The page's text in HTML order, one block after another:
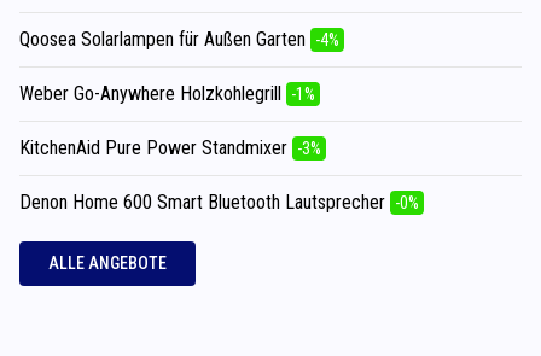
Qoosea Solarlampen für Außen Garten -4%
Weber Go-Anywhere Holzkohlegrill -1%
KitchenAid Pure Power Standmixer -3%
Denon Home 600 Smart Bluetooth Lautsprecher -0%
ALLE ANGEBOTE